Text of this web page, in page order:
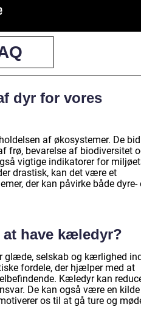
dyr for vores
af økosystemer. De
frø, bevarelse af biodiversitet
vigtige indikatorer for
drastisk, kan det være et
der kan påvirke både dyre-
at have kæledyr?
glæde, selskab og kærlighed
fordele, der hjælper med at
Kæledyr kan
De kan også være en
os til at gå ture og